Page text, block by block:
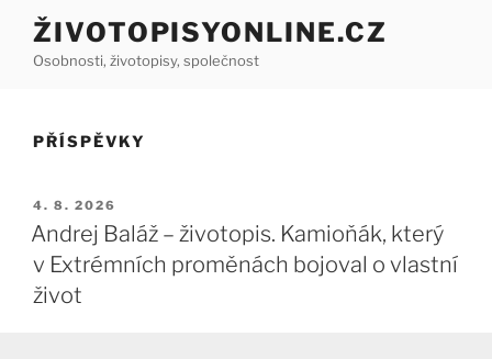
Přejít
obsahu
ŽIVOTOPISYONLINE.CZ
Osobnosti, životopisy, společnost
PŘÍSPĚVKY
PUBLIKOVÁNO
4. 8. 2026
Andrej Baláž – životopis. Kamioňák, který
v Extrémních proměnách bojoval o vlastní
život